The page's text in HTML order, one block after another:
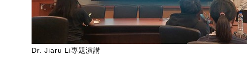
Dr. Jiaru Li專題演講